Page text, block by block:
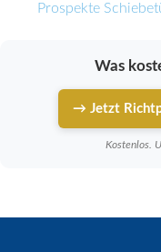
Prospekte
Was
→ Jetzt
Kostenlos.